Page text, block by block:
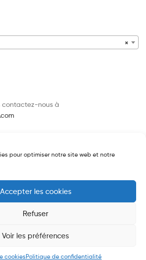
pour optimiser notre site web et notre
Accepter les cookies
Refuser
Voir les préférences
cookiesPolitique de confidentialité
×
contactez-nous à
Pochon Vert